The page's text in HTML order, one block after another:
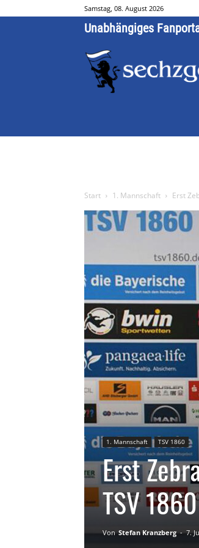
Samstag, 08. August 2026
Unabhängiges
Start 1. Mannschaft Erst
1. Mannschaft TSV 1860
Erst
TSV 1860
Von Stefan Kranzberg - 7.